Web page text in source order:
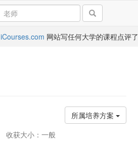
iCourses.com 网站写任何大学的课程点评了
所属培养方案
收获大小：一般